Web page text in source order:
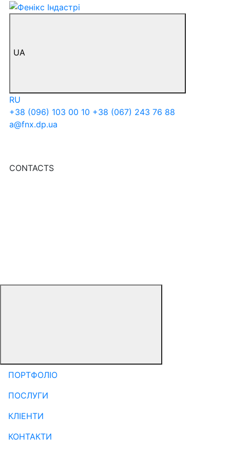
UA
RU
+38 (096) 103 00 10 +38 (067) 243 76 88
a@fnx.dp.ua
CONTACTS
ПОРТФОЛІО
ПОСЛУГИ
КЛІЕНТИ
КОНТАКТИ